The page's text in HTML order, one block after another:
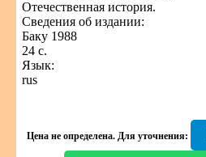
Отечественная история.
Сведения об издании:
Баку 1988
24 с.
Язык:
rus
Цена не определена. Для уточнения: